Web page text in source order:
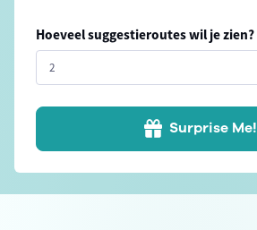
Hoeveel suggestieroutes wil je zien?
Surprise Me!